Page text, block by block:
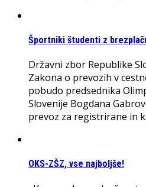
Športniki študenti z
Državni zbor Republike
Zakona o prevozih v
pobudo predsednika
Slovenije Bogdana
prevoz za registrirane in
OKS-ZŠZ, vse najboljše!